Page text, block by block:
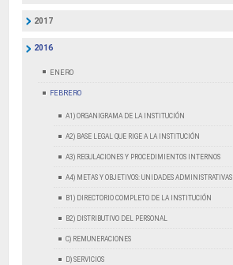
2017
2016
ENERO
FEBRERO
A1) ORGANIGRAMA DE LA INSTITUCIÓN
A2) BASE LEGAL QUE RIGE A LA INSTITUCIÓN
A3) REGULACIONES Y PROCEDIMIENTOS INTERNOS
A4) METAS Y OBJETIVOS: UNIDADES ADMINISTRATIVAS
B1) DIRECTORIO COMPLETO DE LA INSTITUCIÓN
B2) DISTRIBUTIVO DEL PERSONAL
C) REMUNERACIONES
D) SERVICIOS